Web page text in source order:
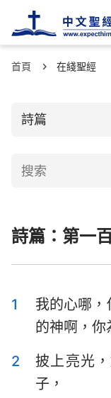
首頁 在綫聖經
詩篇
舊約聖經
創世記
申命記
撒母耳記上
歷代志上
以斯拉記
以斯帖記
詩篇：第一
1 我的心哪，
的神啊，你
2
披上亮光
子，